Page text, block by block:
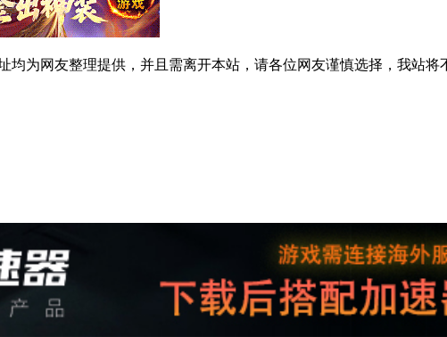
均为网友整理提供，并且需离开本站，请各位网友谨慎选择，我站